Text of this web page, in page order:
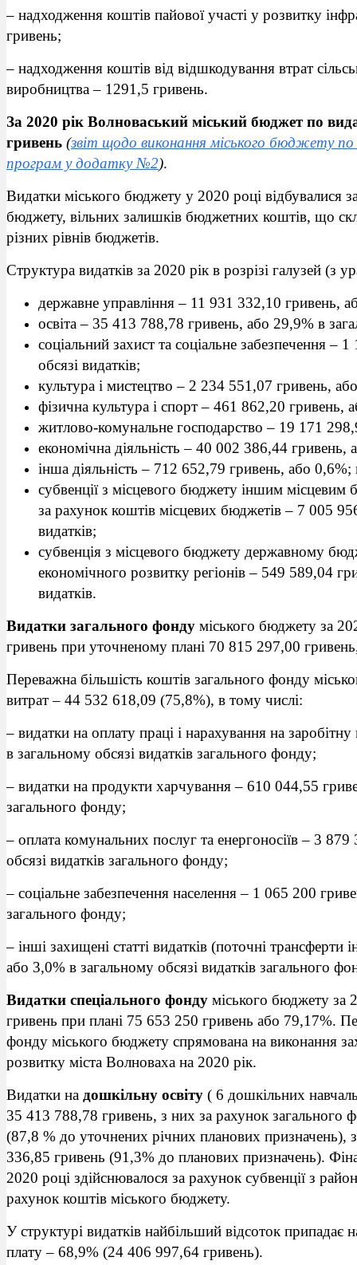
– надходження коштів пайової участі у розвитку
гривень;
– надходження коштів від відшкодування втрат
виробництва – 1291,5 гривень.
За 2020 рік Волноваський міський бюджет по
гривень (звіт щодо виконання міського бюджету по
програм у додатку №2).
Видатки міського бюджету у 2020 році відбувалися
бюджету, вільних залишків бюджетних коштів, що
різних рівнів бюджетів.
Структура видатків за 2020 рік в розрізі галузей (з
державне управління – 11 931 332,10 гривень,
освіта – 35 413 788,78 гривень, або 29,9% в
соціальний захист та соціальне забезпечення
обсязі видатків;
культура і мистецтво – 2 234 551,07 гривень,
фізична культура і спорт – 461 862,20 гривень,
житлово-комунальне господарство – 19 171
економічна діяльність – 40 002 386,44 гривень,
інша діяльність – 712 652,79 гривень, або 0,6%;
субвенції з місцевого бюджету іншим місцевим
за рахунок коштів місцевих бюджетів – 7 005
видатків;
субвенція з місцевого бюджету державному
економічного розвитку регіонів – 549 589,04
видатків.
Видатки загального фонду міського бюджету за
гривень при уточненому плані 70 815 297,00
Переважна більшість коштів загального фонду
витрат – 44 532 618,09 (75,8%), в тому числі:
– видатки на оплату праці і нарахування на
в загальному обсязі видатків загального фонду;
– видатки на продукти харчування – 610 044,55
загального фонду;
– оплата комунальних послуг та енергоносіїв – 3
обсязі видатків загального фонду;
– соціальне забезпечення населення – 1 065 200
загального фонду;
– інші захищені статті видатків (поточні
або 3,0% в загальному обсязі видатків загального
Видатки спеціального фонду міського бюджету за
гривень при плані 75 653 250 гривень або 79,17%.
фонду міського бюджету спрямована на виконання
розвитку міста Волноваха на 2020 рік.
Видатки на дошкільну освіту ( 6 дошкільних
35 413 788,78 гривень, з них за рахунок
(87,8 % до уточнених річних планових призначень),
336,85 гривень (91,3% до планових призначень).
2020 році здійснювалося за рахунок субвенції з
рахунок коштів міського бюджету.
У структурі видатків найбільший відсоток припадає
плату – 68,9% (24 406 997,64 гривень).